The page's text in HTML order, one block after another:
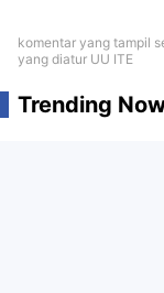
komentar yang tampil
yang diatur UU ITE
Trending